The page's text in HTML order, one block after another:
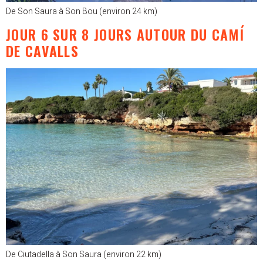
De Son Saura à Son Bou (environ 24 km)
JOUR 6 SUR 8 JOURS AUTOUR DU CAMÍ
DE CAVALLS
De Ciutadella à Son Saura (environ 22 km)